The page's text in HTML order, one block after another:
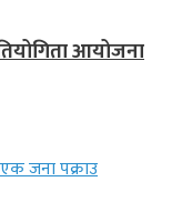
आयोजना